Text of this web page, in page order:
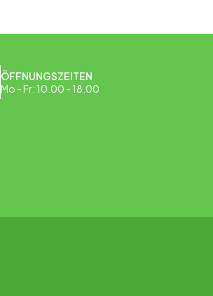
ÖFFNUNGSZEITEN
Mo - Fr: 10.00 - 18.00